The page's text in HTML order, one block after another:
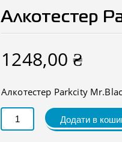
Алкотестер
1248,00₴
Алкотестер Parkcity
Алкотестер
Parkcity
Mr.Black
Додати в